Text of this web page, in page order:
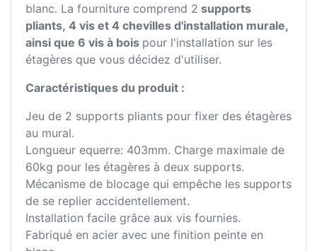
blanc. La fourniture comprend 2 supports
pliants, 4 vis et 4 chevilles d'installation murale,
ainsi que 6 vis à bois pour l'installation sur les
étagères que vous décidez d'utiliser.
Caractéristiques du produit :
Jeu de 2 supports pliants pour fixer des étagères
au mural.
Longueur equerre: 403mm. Charge maximale de
60kg pour les étagères à deux supports.
Mécanisme de blocage qui empêche les supports
de se replier accidentellement.
Installation facile grâce aux vis fournies.
Fabriqué en acier avec une finition peinte en